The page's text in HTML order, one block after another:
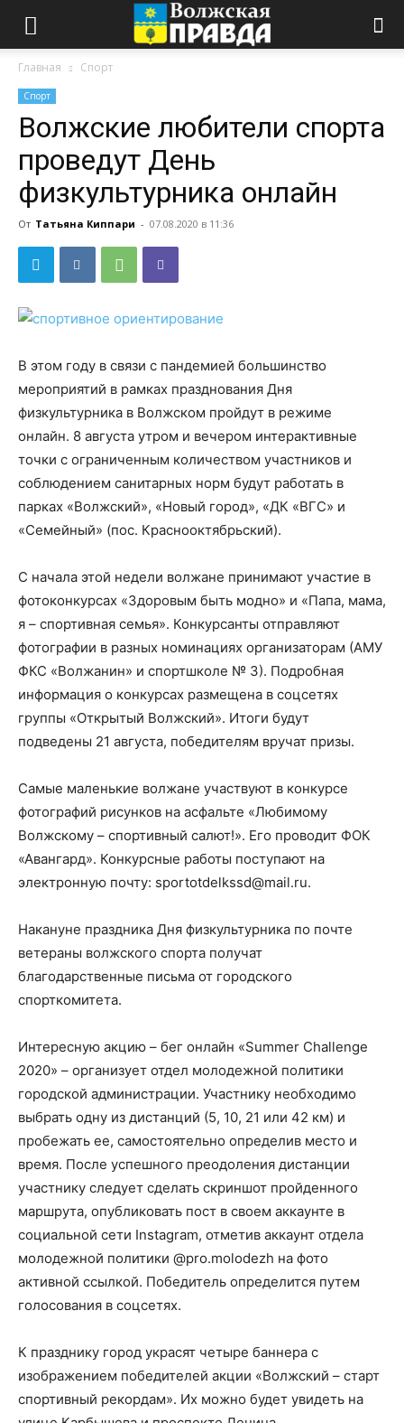
Главная Спорт
Спорт
Волжские любители спорта
проведут День
физкультурника онлайн
От Татьяна Киппари - 07.08.2020 в 11:36
В этом году в связи с пандемией большинство
мероприятий в рамках празднования Дня
физкультурника в Волжском пройдут в режиме
онлайн. 8 августа утром и вечером интерактивные
точки с ограниченным количеством участников и
соблюдением санитарных норм будут работать в
парках «Волжский», «Новый город», «ДК «ВГС» и
«Семейный» (пос. Краснооктябрьский).
С начала этой недели волжане принимают участие в
фотоконкурсах «Здоровым быть модно» и «Папа, мама,
я – спортивная семья». Конкурсанты отправляют
фотографии в разных номинациях организаторам (АМУ
ФКС «Волжанин» и спортшколе № 3). Подробная
информация о конкурсах размещена в соцсетях
группы «Открытый Волжский». Итоги будут
подведены 21 августа, победителям вручат призы.
Самые маленькие волжане участвуют в конкурсе
фотографий рисунков на асфальте «Любимому
Волжскому – спортивный салют!». Его проводит ФОК
«Авангард». Конкурсные работы поступают на
электронную почту: sportotdelkssd@mail.ru.
Накануне праздника Дня физкультурника по почте
ветераны волжского спорта получат
благодарственные письма от городского
спорткомитета.
Интересную акцию – бег онлайн «Summer Challenge
2020» – организует отдел молодежной политики
городской администрации. Участнику необходимо
выбрать одну из дистанций (5, 10, 21 или 42 км) и
пробежать ее, самостоятельно определив место и
время. После успешного преодоления дистанции
участнику следует сделать скриншот пройденного
маршрута, опубликовать пост в своем аккаунте в
социальной сети Instagram, отметив аккаунт отдела
молодежной политики @pro.molodezh на фото
активной ссылкой. Победитель определится путем
голосования в соцсетях.
К празднику город украсят четыре баннера с
изображением победителей акции «Волжский – старт
спортивный рекордам». Их можно будет увидеть на